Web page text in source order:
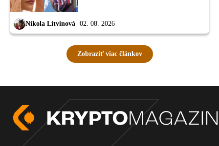
Nikola Litvinová 02. 08. 2026
Zobraziť viac článkov